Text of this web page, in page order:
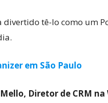
tê-lo como um
em São Paulo
Diretor de CRM na